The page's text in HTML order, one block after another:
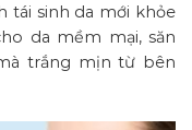
tái sinh da mới khỏe
da mềm mại, săn
trắng mịn từ bên